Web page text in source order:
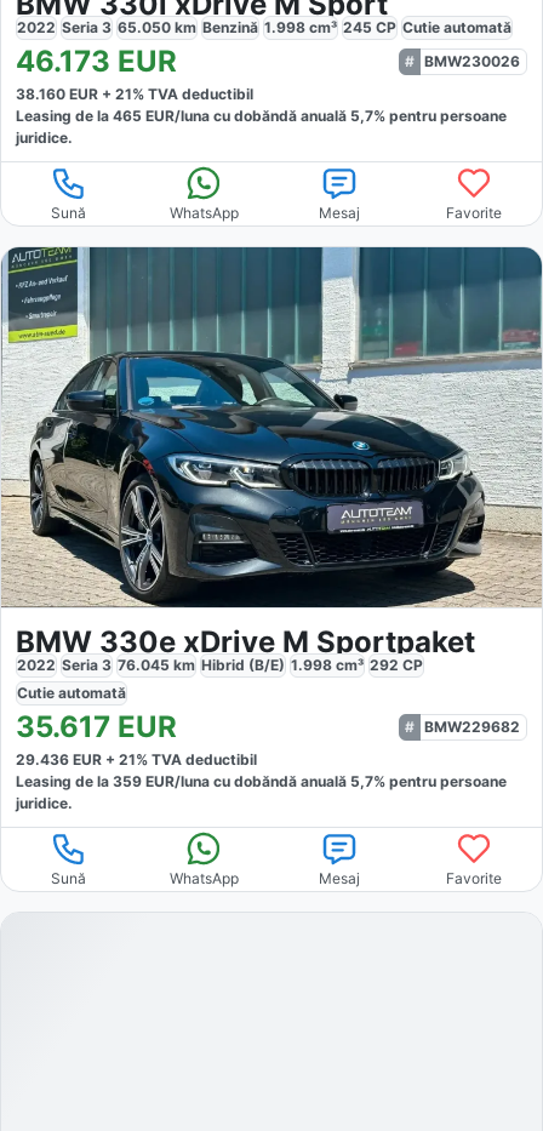
2022 Seria 3 65.050 km Benzină 1.998 cm³ 245 CP Cutie automată
46.173 EUR
BMW230026
38.160 EUR + 21% TVA deductibil
Leasing de la 465 EUR/luna cu dobăndă anuală 5,7% pentru persoane
juridice.
Sună WhatsApp Mesaj Favorite
BMW 330e xDrive M Sportpaket
2022 Seria 3 76.045 km Hibrid (B/E) 1.998 cm³ 292 CP
Cutie automată
35.617 EUR
BMW229682
29.436 EUR + 21% TVA deductibil
Leasing de la 359 EUR/luna cu dobăndă anuală 5,7% pentru persoane
juridice.
Sună WhatsApp Mesaj Favorite